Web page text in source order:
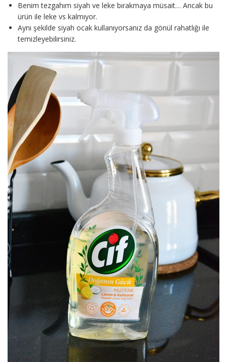
Benim tezgahım siyah ve leke bırakmaya müsait… Ancak bu
ürün ile leke vs kalmıyor.
Aynı şekilde siyah ocak kullanıyorsanız da gönül rahatlığı ile
temizleyebilirsiniz.